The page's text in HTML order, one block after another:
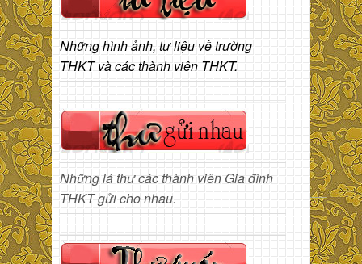
Những hình ảnh, tư liệu về trường
THKT và các thành viên THKT.
Những lá thư các thành viên Gia đình
THKT gửi cho nhau.